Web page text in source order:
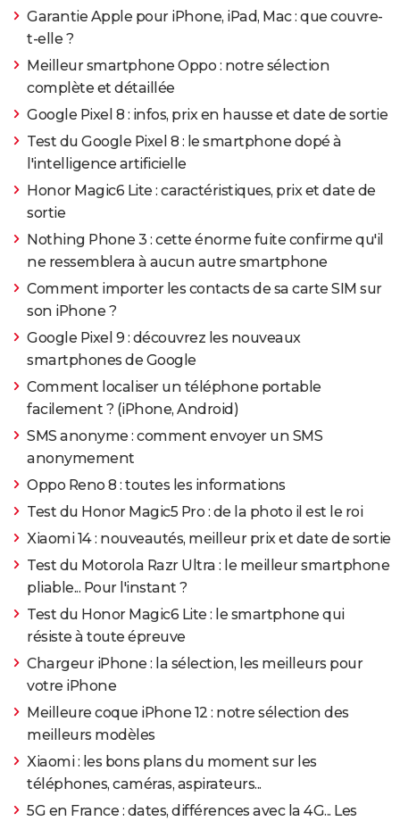
Garantie Apple pour iPhone, iPad, Mac : que couvre-
t-elle ?
Meilleur smartphone Oppo : notre sélection
complète et détaillée
Google Pixel 8 : infos, prix en hausse et date de sortie
Test du Google Pixel 8 : le smartphone dopé à
l'intelligence artificielle
Honor Magic6 Lite : caractéristiques, prix et date de
sortie
Nothing Phone 3 : cette énorme fuite confirme qu'il
ne ressemblera à aucun autre smartphone
Comment importer les contacts de sa carte SIM sur
son iPhone ?
Google Pixel 9 : découvrez les nouveaux
smartphones de Google
Comment localiser un téléphone portable
facilement ? (iPhone, Android)
SMS anonyme : comment envoyer un SMS
anonymement
Oppo Reno 8 : toutes les informations
Test du Honor Magic5 Pro : de la photo il est le roi
Xiaomi 14 : nouveautés, meilleur prix et date de sortie
Test du Motorola Razr Ultra : le meilleur smartphone
pliable... Pour l'instant ?
Test du Honor Magic6 Lite : le smartphone qui
résiste à toute épreuve
Chargeur iPhone : la sélection, les meilleurs pour
votre iPhone
Meilleure coque iPhone 12 : notre sélection des
meilleurs modèles
Xiaomi : les bons plans du moment sur les
téléphones, caméras, aspirateurs...
5G en France : dates, différences avec la 4G... Les